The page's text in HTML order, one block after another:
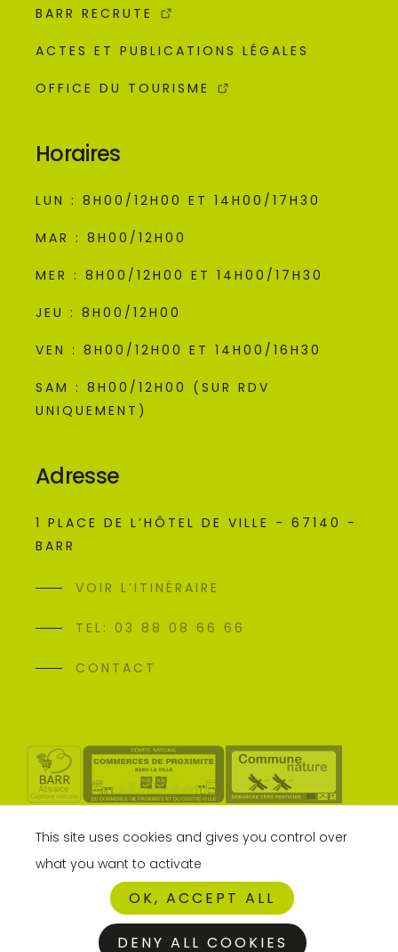
BARR RECRUTE
ACTES ET PUBLICATIONS LÉGALES
OFFICE DU TOURISME
Horaires
LUN : 8H00/12H00 ET 14H00/17H30
MAR : 8H00/12H00
MER : 8H00/12H00 ET 14H00/17H30
JEU : 8H00/12H00
VEN : 8H00/12H00 ET 14H00/16H30
SAM : 8H00/12H00 (SUR RDV
UNIQUEMENT)
Adresse
1 PLACE DE L’HÔTEL DE VILLE - 67140 -
BARR
VOIR L’ITINÉRAIRE
TEL: 03 88 08 66 66
CONTACT
This site uses cookies and gives you control over
what you want to activate
OK, ACCEPT ALL
DENY ALL COOKIES